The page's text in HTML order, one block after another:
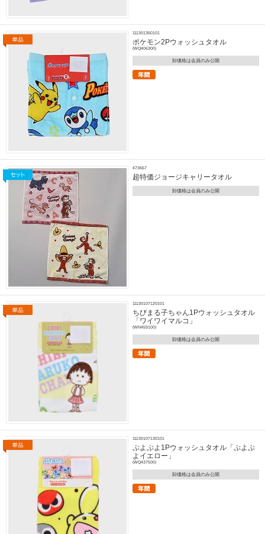
111301350101
ポケモン2Pウォッシュタオル
(WQ406300)
卸価格は会員のみ公開
473667
超特価ジョージキャリータオル
卸価格は会員のみ公開
11130107120101
ちびまる子ちゃん1Pウォッシュタオル
「ワイワイマルコ」
(WN459100)
卸価格は会員のみ公開
11130107130101
ぷよぷよ1Pウォッシュタオル「ぷよぷ
よイエロー」
(WQ437500)
卸価格は会員のみ公開